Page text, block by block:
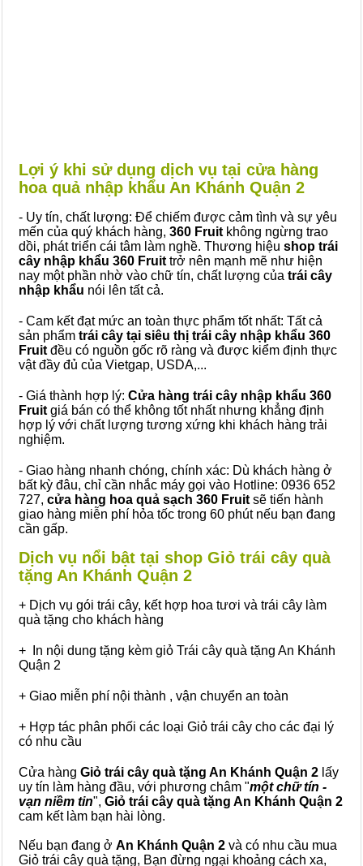
Lợi ý khi sử dụng dịch vụ tại cửa hàng
hoa quả nhập khẩu An Khánh Quận 2
- Uy tín, chất lượng: Để chiếm được cảm tình và sự yêu
mến của quý khách hàng, 360 Fruit không ngừng trao
dồi, phát triển cái tâm làm nghề. Thương hiệu shop trái
cây nhập khẩu 360 Fruit trở nên mạnh mẽ như hiện
nay một phần nhờ vào chữ tín, chất lượng của trái cây
nhập khẩu nói lên tất cả.
- Cam kết đạt mức an toàn thực phẩm tốt nhất: Tất cả
sản phẩm trái cây tại siêu thị trái cây nhập khẩu 360
Fruit đều có nguồn gốc rõ ràng và được kiểm định thực
vật đầy đủ của Vietgap, USDA,...
- Giá thành hợp lý: Cửa hàng trái cây nhập khẩu 360
Fruit giá bán có thể không tốt nhất nhưng khẳng định
hợp lý với chất lượng tương xứng khi khách hàng trải
nghiệm.
- Giao hàng nhanh chóng, chính xác: Dù khách hàng ở
bất kỳ đâu, chỉ cần nhắc máy gọi vào Hotline: 0936 652
727, cửa hàng hoa quả sạch 360 Fruit sẽ tiến hành
giao hàng miễn phí hỏa tốc trong 60 phút nếu bạn đang
cần gấp.
Dịch vụ nổi bật tại shop Giỏ trái cây quà
tặng An Khánh Quận 2
+ Dịch vụ gói trái cây, kết hợp hoa tươi và trái cây làm
quà tặng cho khách hàng
+ In nội dung tặng kèm giỏ Trái cây quà tặng An Khánh
Quận 2
+ Giao miễn phí nội thành , vận chuyển an toàn
+ Hợp tác phân phối các loại Giỏ trái cây cho các đại lý
có nhu cầu
Cửa hàng Giỏ trái cây quà tặng An Khánh Quận 2 lấy
uy tín làm hàng đầu, với phương châm "một chữ tín -
vạn niềm tin", Giỏ trái cây quà tặng An Khánh Quận 2
cam kết làm bạn hài lòng.
Nếu bạn đang ở An Khánh Quận 2 và có nhu cầu mua
Giỏ trái cây quà tặng, Bạn đừng ngại khoảng cách xa,